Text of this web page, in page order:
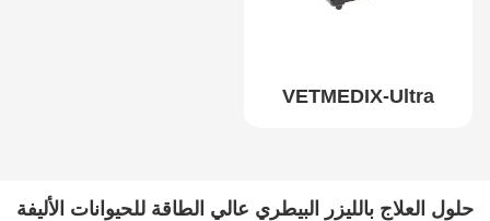
VETMEDIX-Ultra
حلول العلاج بالليزر البيطري عالي الطاقة للحيوانات الأليفة